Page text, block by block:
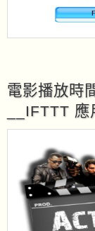
電影播放時
__IFTTT 應